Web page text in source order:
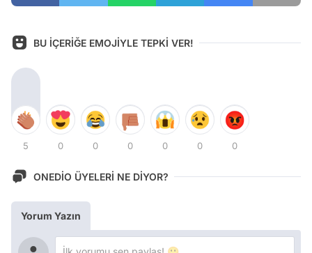
BU İÇERİĞE EMOJİYLE TEPKİ VER!
5 0 0 0 0 0 0
ONEDİO ÜYELERİ NE DİYOR?
Yorum Yazın